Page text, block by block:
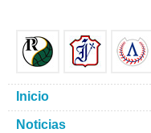
Inicio
Noticias